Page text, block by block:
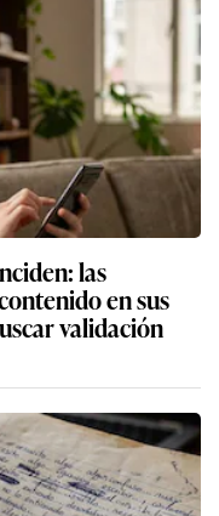
las
en sus
validación